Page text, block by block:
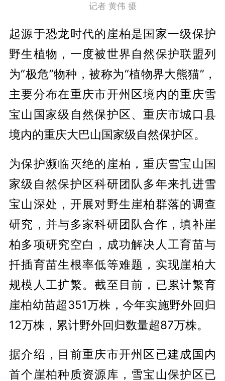
记者 黄伟 摄
起源于恐龙时代的崖柏是国家一级保护
野生植物，一度被世界自然保护联盟列
为“极危”物种，被称为“植物界大熊猫”，
主要分布在重庆市开州区境内的重庆雪
宝山国家级自然保护区、重庆市城口县
境内的重庆大巴山国家级自然保护区。
为保护濒临灭绝的崖柏，重庆雪宝山国
家级自然保护区科研团队多年来扎进雪
宝山深处，开展对野生崖柏群落的调查
研究，并与多家科研团队合作，填补崖
柏多项研究空白，成功解决人工育苗与
扦插育苗生根率低等难题，实现崖柏大
规模人工扩繁。截至目前，已累计繁育
崖柏幼苗超351万株，今年实施野外回归
12万株，累计野外回归数量超87万株。
据介绍，目前重庆市开州区已建成国内
首个崖柏种质资源库，雪宝山保护区已